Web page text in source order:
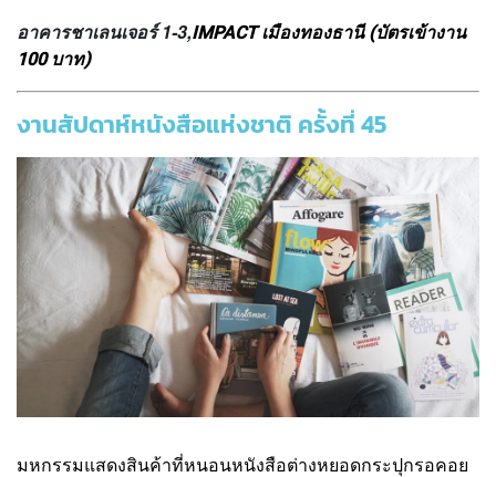
อาคารชาเลนเจอร์ 1-3,IMPACT เมืองทองธานี (บัตรเข้างาน
100 บาท)
งานสัปดาห์หนังสือแห่งชาติ ครั้งที่ 45
มหกรรมแสดงสินค้าที่หนอนหนังสือต่างหยอดกระปุกรอคอย